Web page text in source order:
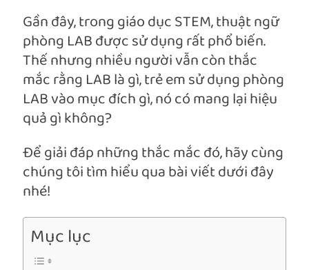
Gần đây, trong giáo dục STEM, thuật ngữ
phòng LAB được sử dụng rất phổ biến.
Thế nhưng nhiều người vẫn còn thắc
mắc rằng LAB là gì, trẻ em sử dụng phòng
LAB vào mục đích gì, nó có mang lại hiệu
quả gì không?
Để giải đáp những thắc mắc đó, hãy cùng
chúng tôi tìm hiểu qua bài viết dưới đây
nhé!
Mục lục